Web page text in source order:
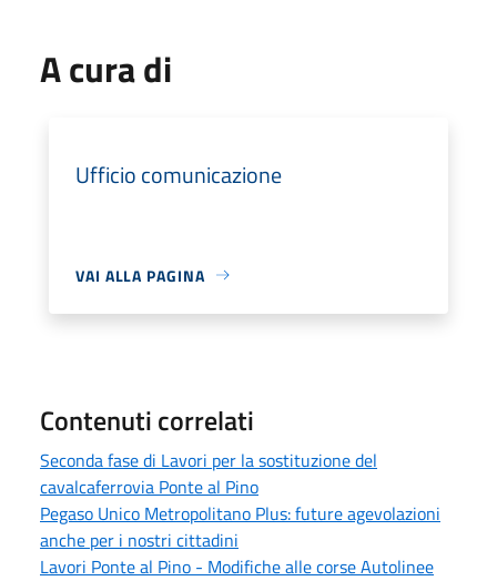
A cura di
Ufficio comunicazione
VAI ALLA PAGINA
Contenuti correlati
Seconda fase di Lavori per la sostituzione del
cavalcaferrovia Ponte al Pino
Pegaso Unico Metropolitano Plus: future agevolazioni
anche per i nostri cittadini
Lavori Ponte al Pino - Modifiche alle corse Autolinee